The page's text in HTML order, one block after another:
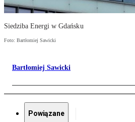
Siedziba Energi w Gdańsku
Foto: Bartłomiej Sawicki
Bartłomiej Sawicki
Powiązane